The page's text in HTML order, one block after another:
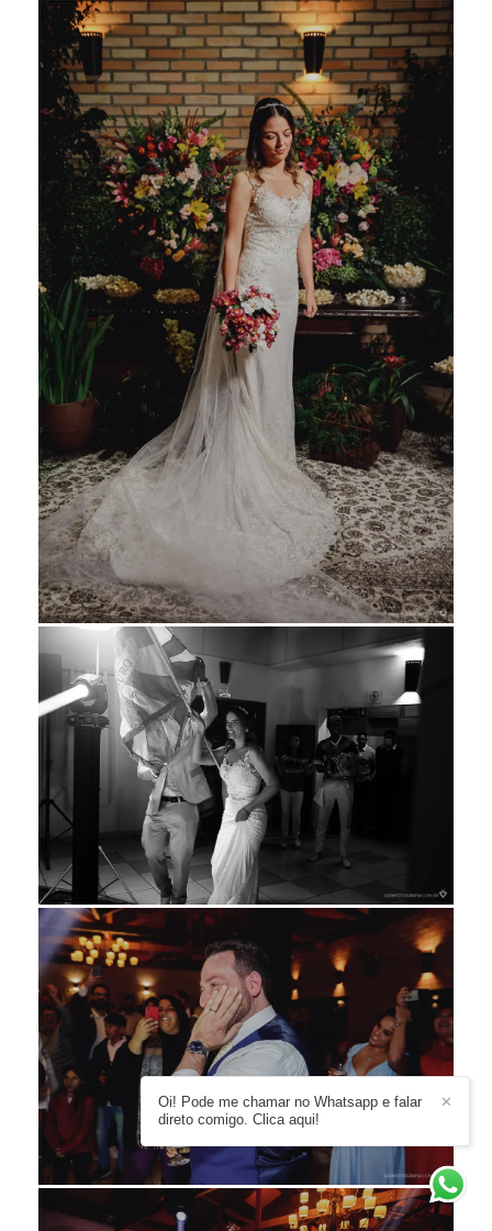
✕
Oi! Pode me chamar no Whatsapp e falar
direto comigo. Clica aqui!